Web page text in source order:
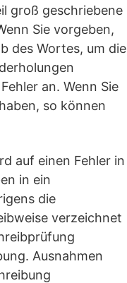
groß geschriebene
Sie vorgeben,
des Wortes, um die
an. Wenn Sie
so können
auf einen Fehler in
in ein
die
verzeichnet
Ausnahmen